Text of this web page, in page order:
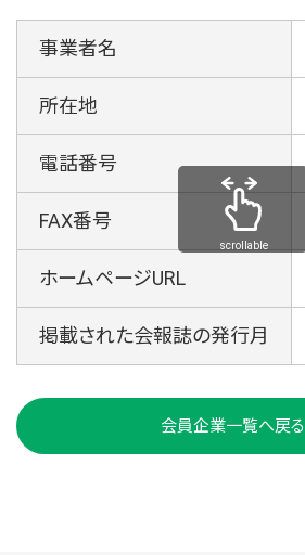
事業者名
所在地
電話番号
FAX番号
ホームページURL
掲載された会報誌の発行月
scrollable
会員企業一覧へ戻る